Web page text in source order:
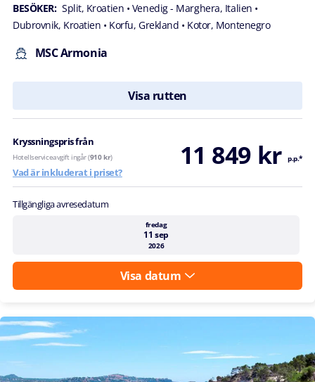
BESÖKER: Split, Kroatien • Venedig - Marghera, Italien •
Dubrovnik, Kroatien • Korfu, Grekland • Kotor, Montenegro
MSC Armonia
Visa rutten
Kryssningspris från 11 849 kr p.p.*
Hotellserviceavgift ingår (910 kr)
Vad är inkluderat i priset?
Tillgängliga avresedatum
fredag
11 sep
2026
Visa datum